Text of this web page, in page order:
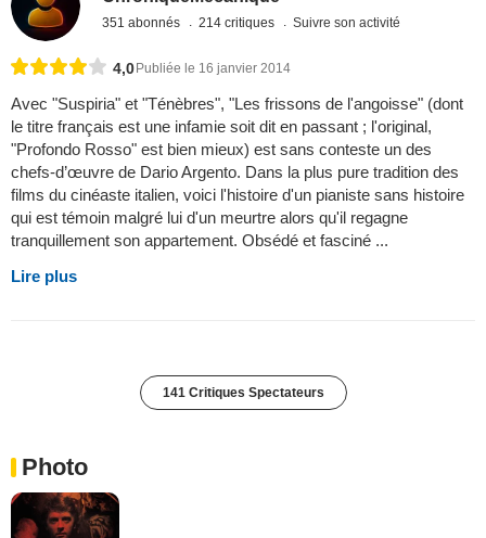
351 abonnés 214 critiques Suivre son activité
4,0Publiée le 16 janvier 2014
Avec "Suspiria" et "Ténèbres", "Les frissons de l'angoisse" (dont
le titre français est une infamie soit dit en passant ; l'original,
"Profondo Rosso" est bien mieux) est sans conteste un des
chefs-d’œuvre de Dario Argento. Dans la plus pure tradition des
films du cinéaste italien, voici l'histoire d'un pianiste sans histoire
qui est témoin malgré lui d'un meurtre alors qu'il regagne
tranquillement son appartement. Obsédé et fasciné ...
Lire plus
141 Critiques Spectateurs
Photo